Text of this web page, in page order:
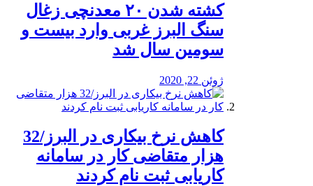
کشته شدن ۲۰ معدنچی زغال
سنگ البرز غربی وارد بیست و
سومین سال شد
ژوئن 22, 2020
کاهش نرخ بیکاری در البرز/32
هزار متقاضی کار در سامانه
کاریابی ثبت نام کردند